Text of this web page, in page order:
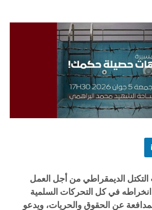
الديمقراطي من أجل العمل
في كل التحركات السلمية
عن الحقوق والحريات، ويدعو